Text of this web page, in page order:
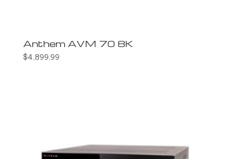
Anthem AVM 70 8K
$4,899.99